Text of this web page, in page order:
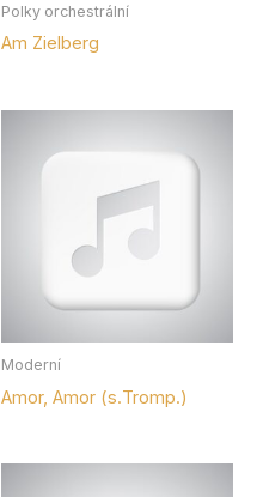
Polky orchestrální
Am Zielberg
Moderní
Amor, Amor (s.Tromp.)